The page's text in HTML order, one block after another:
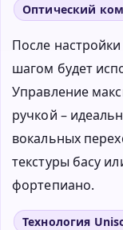
Оптический
После
шагом будет
Управление
ручкой –
вокальных
текстуры басу
фортепиано.
Технология